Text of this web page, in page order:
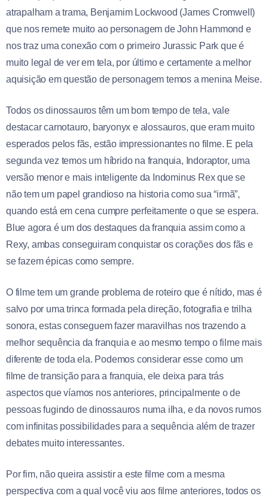
atrapalham a trama, Benjamim Lockwood (James Cromwell)
que nos remete muito ao personagem de John Hammond e
nos traz uma conexão com o primeiro Jurassic Park que é
muito legal de ver em tela, por último e certamente a melhor
aquisição em questão de personagem temos a menina Meise.
Todos os dinossauros têm um bom tempo de tela, vale
destacar carnotauro, baryonyx e alossauros, que eram muito
esperados pelos fãs, estão impressionantes no filme. E pela
segunda vez temos um híbrido na franquia, Indoraptor, uma
versão menor e mais inteligente da Indominus Rex que se
não tem um papel grandioso na historia como sua “irmã”,
quando está em cena cumpre perfeitamente o que se espera.
Blue agora é um dos destaques da franquia assim como a
Rexy, ambas conseguiram conquistar os corações dos fãs e
se fazem épicas como sempre.
O filme tem um grande problema de roteiro que é nítido, mas é
salvo por uma trinca formada pela direção, fotografia e trilha
sonora, estas conseguem fazer maravilhas nos trazendo a
melhor sequência da franquia e ao mesmo tempo o filme mais
diferente de toda ela. Podemos considerar esse como um
filme de transição para a franquia, ele deixa para trás
aspectos que víamos nos anteriores, principalmente o de
pessoas fugindo de dinossauros numa ilha, e da novos rumos
com infinitas possibilidades para a sequência além de trazer
debates muito interessantes.
Por fim, não queira assistir a este filme com a mesma
perspectiva com a qual você viu aos filme anteriores, todos os